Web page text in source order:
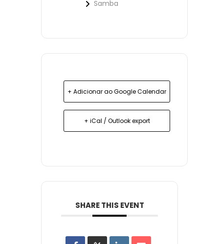
Samba
+ Adicionar ao Google Calendar
+ iCal / Outlook export
SHARE THIS EVENT